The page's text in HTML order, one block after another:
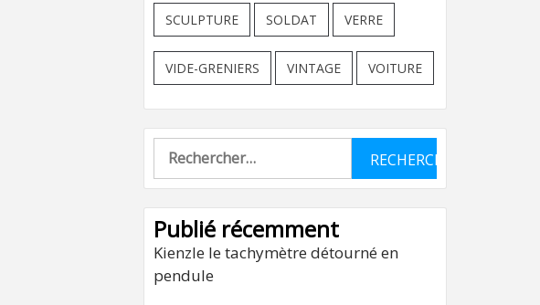
SCULPTURE SOLDAT VERRE
VIDE-GRENIERS VINTAGE VOITURE
Rechercher :
Publié récemment
Kienzle le tachymètre détourné en
pendule